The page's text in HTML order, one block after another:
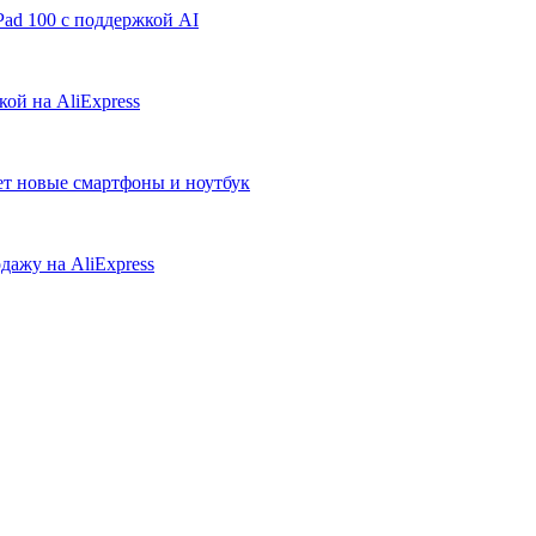
100 с поддержкой AI
на AliExpress
новые смартфоны и ноутбук
на AliExpress